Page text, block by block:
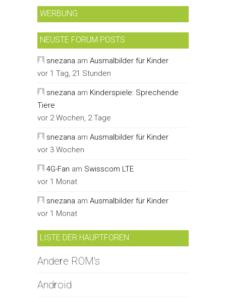
WERBUNG
NEUSTE FORUM POSTS
snezana am Ausmalbilder für Kinder
vor 1 Tag, 21 Stunden
snezana am Kinderspiele: Sprechende
Tiere
vor 2 Wochen, 2 Tage
snezana am Ausmalbilder für Kinder
vor 3 Wochen
4G-Fan am Swisscom LTE
vor 1 Monat
snezana am Ausmalbilder für Kinder
vor 1 Monat
LISTE DER HAUPTFOREN
Andere ROM's
Android